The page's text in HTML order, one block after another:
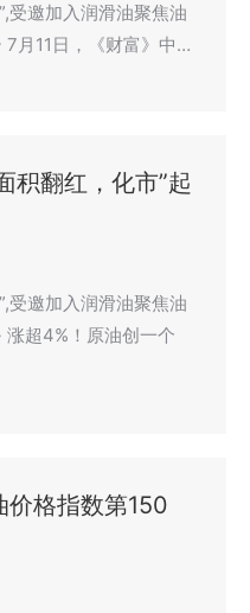
受邀加入润滑油聚焦油
月11日，《财富》中…
积翻红，化市”起
受邀加入润滑油聚焦油
超4%！原油创一个
价格指数第150